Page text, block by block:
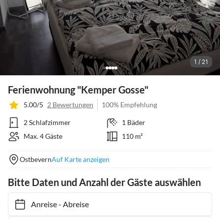
1 / 21
Ferienwohnung "Kemper Gosse"
5.00/5 2 Bewertungen 100% Empfehlung
2 Schlafzimmer
1 Bäder
Max. 4 Gäste
110 m²
OstbevernAuf Karte anzeigen
Bitte Daten und Anzahl der Gäste auswählen
Anreise- Abreise